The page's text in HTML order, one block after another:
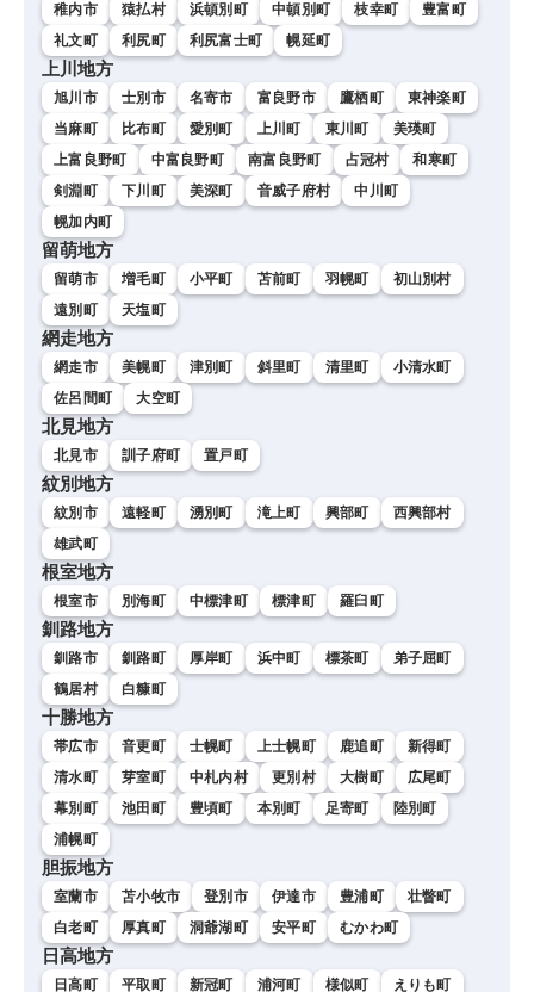
稚内市 猿払村 浜頓別町 中頓別町 枝幸町
豊富町
礼文町
利尻町 利尻富士町 幌延町
上川地方
旭川市 士別市 名寄市 富良野市 鷹栖町
東神楽町
当麻町
比布町 愛別町 上川町 東川町
美瑛町
上富良野町
中富良野町 南富良野町 占冠村
和寒町
剣淵町
下川町 美深町 音威子府村
中川町
幌加内町
留萌地方
留萌市 増毛町 小平町 苫前町 羽幌町
初山別村
遠別町
天塩町
網走地方
網走市 美幌町 津別町 斜里町 清里町
小清水町
佐呂間町
大空町
北見地方
北見市 訓子府町 置戸町
紋別地方
紋別市 遠軽町 湧別町 滝上町 興部町
西興部村
雄武町
根室地方
根室市 別海町 中標津町 標津町 羅臼町
釧路地方
釧路市 釧路町 厚岸町 浜中町 標茶町
弟子屈町
鶴居村
白糠町
十勝地方
帯広市 音更町 士幌町 上士幌町 鹿追町
新得町
清水町
芽室町 中札内村 更別村 大樹町
広尾町
幕別町
池田町 豊頃町 本別町 足寄町
陸別町
浦幌町
胆振地方
室蘭市 苫小牧市 登別市 伊達市 豊浦町
壮瞥町
白老町
厚真町 洞爺湖町 安平町 むかわ町
日高地方
日高町 平取町 新冠町 浦河町 様似町 えりも町